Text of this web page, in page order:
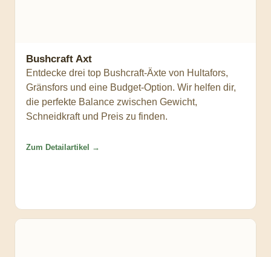
Bushcraft Axt
Entdecke drei top Bushcraft-Äxte von Hultafors,
Gränsfors und eine Budget-Option. Wir helfen dir,
die perfekte Balance zwischen Gewicht,
Schneidkraft und Preis zu finden.
Zum Detailartikel →